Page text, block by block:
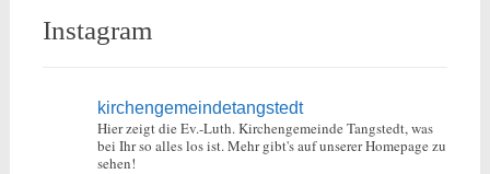
Instagram
kirchengemeindetangstedt
Hier zeigt die Ev.-Luth. Kirchengemeinde Tangstedt, was
bei Ihr so alles los ist.Mehr gibt's auf unserer Homepage zu
sehen!